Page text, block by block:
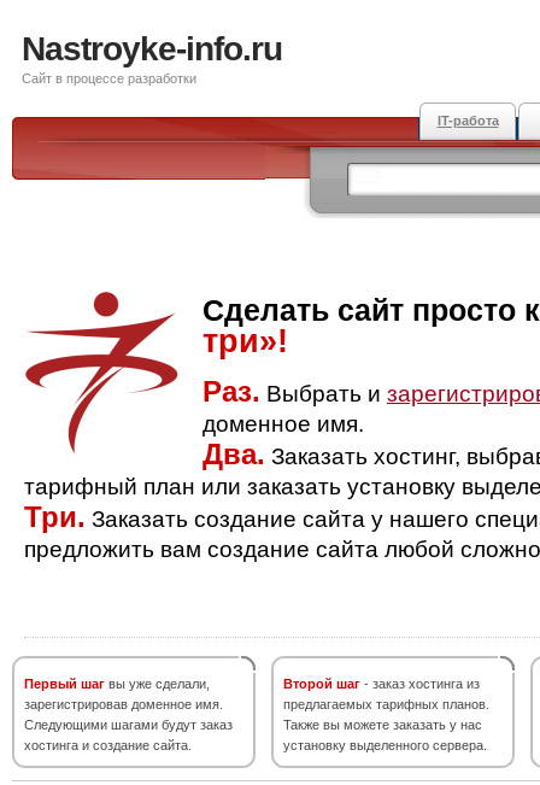
Nastroyke-info.ru
Сайт в процессе разработки
IT-работа
Сделать сайт просто
три»!
Раз. Выбрать и
доменное имя.
Два. Заказать хостинг,
тарифный план или заказать установку
Три. Заказать создание сайта у нашего
предложить вам создание сайта любой
Первый шаг вы уже сделали,
зарегистрировав доменное имя.
Следующими шагами будут заказ
хостинга и создание сайта.
Второй шаг - заказ хостинга из
предлагаемых тарифных планов.
Также вы можете заказать у нас
установку выделенного сервера.